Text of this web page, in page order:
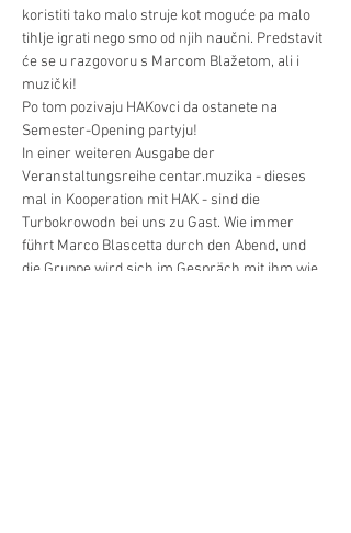
koristiti tako malo struje kot moguće pa malo
tihlje igrati nego smo od njih naučni. Predstavit
će se u razgovoru s Marcom Blažetom, ali i
muzički!
Po tom pozivaju HAKovci da ostanete na
Semester-Opening partyju!
In einer weiteren Ausgabe der
Veranstaltungsreihe centar.muzika - dieses
mal in Kooperation mit HAK - sind die
Turbokrowodn bei uns zu Gast. Wie immer
führt Marco Blascetta durch den Abend, und
die Gruppe wird sich im Gespräch mit ihm wie